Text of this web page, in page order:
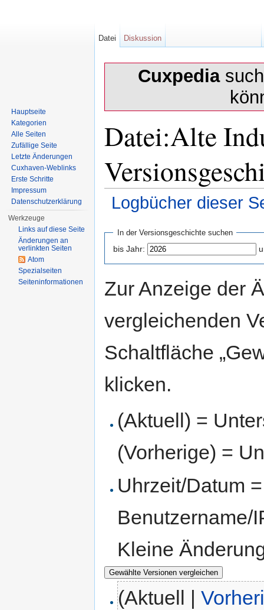
Cuxpedia
Datei:Alte
Logbücher dieser
In der Versionsgeschichte suchen
bis Jahr:
Zur Anzeige der
vergleichenden
Schaltfläche
klicken.
(Aktuell) =
(Vorherige) =
Uhrzeit/Datum
Benutzername/
Kleine
(Aktuell |
Datei Diskussion
Hauptseite
Kategorien
Alle Seiten
Zufällige Seite
Letzte Änderungen
Cuxhaven-Weblinks
Erste Schritte
Impressum
Datenschutzerklärung
Werkzeuge
Links auf diese Seite
Änderungen an
verlinkten Seiten
Atom
Spezialseiten
Seiten­informationen